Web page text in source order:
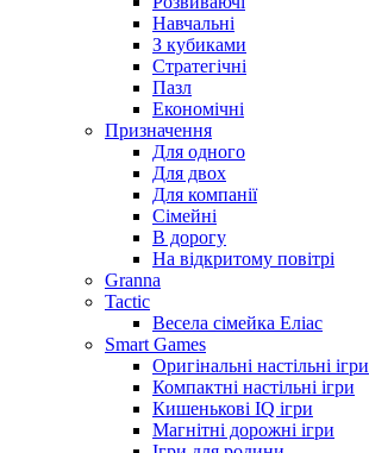
Навчальні
З кубиками
Стратегічні
Пазл
Економічні
Призначення
Для одного
Для двох
Для компанії
Сімейні
В дорогу
На відкритому повітрі
Granna
Tactic
Весела сімейка Еліас
Smart Games
Оригінальні настільні ігри
Компактні настільні ігри
Кишенькові IQ ігри
Магнітні дорожні ігри